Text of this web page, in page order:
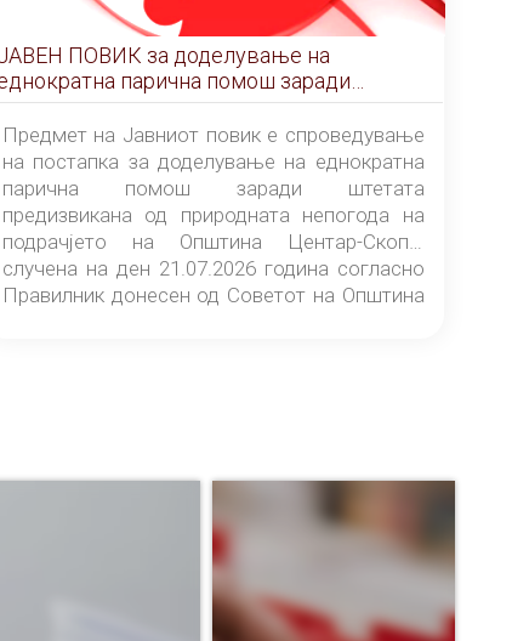
ПОВИК за доделување на
парична помош заради
предизвикана од природната
непогода на подрачјето на Општина
Центар-Скопје случена на ден 21.07.2026
година
Предмет на Јавниот повик е спроведување
на постапка за доделување на еднократна
парична помош заради штетата
предизвикана од природната непогода на
подрачјето на Општина Центар-Скопје
случена на ден 21.07.2026 година согласно
Правилник донесен од Советот на Општина